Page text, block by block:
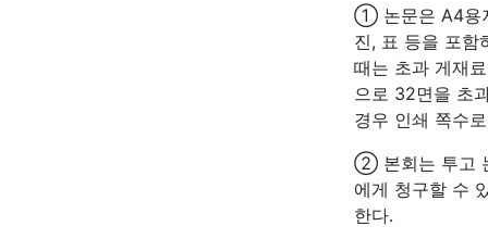
① 논문은 A4용
진, 표 등을 포함
때는 초과 게재
으로 32면을 초
경우 인쇄 쪽수
② 본회는 투고
에게 청구할 수
한다.